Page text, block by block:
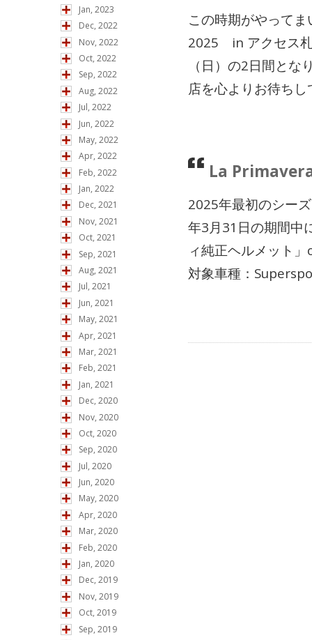
Jan, 2023
Dec, 2022
Nov, 2022
Oct, 2022
Sep, 2022
Aug, 2022
Jul, 2022
Jun, 2022
May, 2022
Apr, 2022
Feb, 2022
Jan, 2022
Dec, 2021
Nov, 2021
Oct, 2021
Sep, 2021
Aug, 2021
Jul, 2021
Jun, 2021
May, 2021
Apr, 2021
Mar, 2021
Feb, 2021
Jan, 2021
Dec, 2020
Nov, 2020
Oct, 2020
Sep, 2020
Jul, 2020
Jun, 2020
May, 2020
Apr, 2020
Mar, 2020
Feb, 2020
Jan, 2020
Dec, 2019
Nov, 2019
Oct, 2019
Sep, 2019
この時期がやって
2025 in アクセス札
（日）の2日間と
店を心よりお待ち
La
2025年最初のシー
年3月31日の期間中
ィ純正ヘルメット
対象車種：